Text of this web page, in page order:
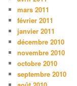
mars 2011
février 2011
janvier 2011
décembre 2010
novembre 2010
octobre 2010
septembre 2010